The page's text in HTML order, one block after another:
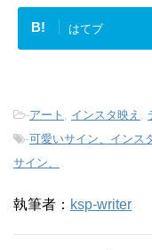
B! はてブ
-アート , インスタ映え ,
-可愛いサイン、インス
サイン、
執筆者： ksp-writer